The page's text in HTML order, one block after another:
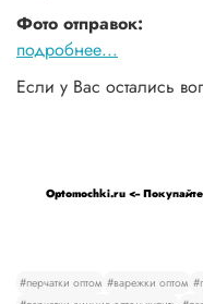
Фото отправок:
подробнее...
Если у Вас остались
Optomochki.ru <--
#перчатки оптом #варежки оптом